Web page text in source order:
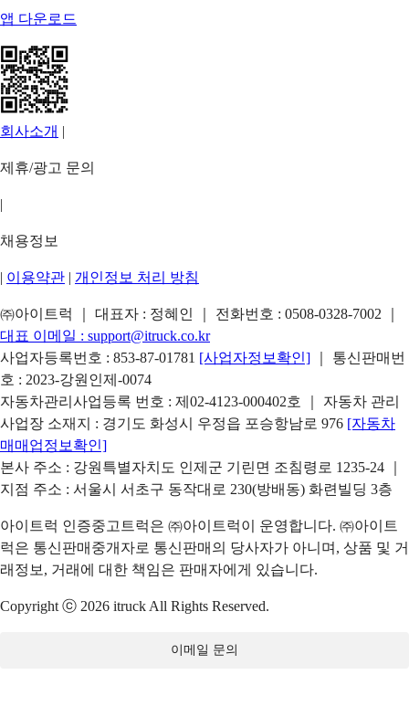
앱 다운로드
회사소개 |
제휴/광고 문의
|
채용정보
| 이용약관 | 개인정보 처리 방침
㈜아이트럭 ｜ 대표자 : 정혜인 ｜ 전화번호 : 0508-0328-7002
대표 이메일 : support@itruck.co.kr
사업자등록번호 : 853-87-01781 [사업자정보확인]
｜ 통신판매번
호 : 2023-강원인제-0074
자동차관리사업등록 번호 : 제02-4123-000402호 ｜ 자동차 관리
사업장 소재지 : 경기도 화성시 우정읍 포승항남로 976 [자동차
매매업정보확인]
본사 주소 : 강원특별자치도 인제군 기린면 조침령로 1235-24 ｜
지점 주소 : 서울시 서초구 동작대로 230(방배동) 화련빌딩 3층
아이트럭 인증중고트럭은 ㈜아이트럭이 운영합니다. ㈜아이트
럭은 통신판매중개자로 통신판매의 당사자가 아니며, 상품 및 거
래정보, 거래에 대한 책임은 판매자에게 있습니다.
Copyright ⓒ 2026 itruck All Rights Reserved.
이메일 문의